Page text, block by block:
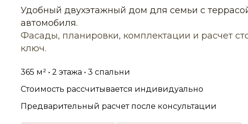
Удобный двухэтажный дом для семьи с
автомобиля.
Фасады, планировки, комплектации и расчет
ключ.
365 м² • 2 этажа • 3 спальни
Стоимость рассчитывается индивидуально
Предварительный расчет после консультации